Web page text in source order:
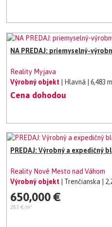
NA PREDAJ: priemyselný-
Reality Myjava
Výrobný objekt
| Hlavná | 6,483
Cena dohodou
PREDAJ: Výrobný a expedičný
Reality Nové Mesto nad Váhom
Výrobný objekt
| Trenčianska |
650,000 €
283 €/m²